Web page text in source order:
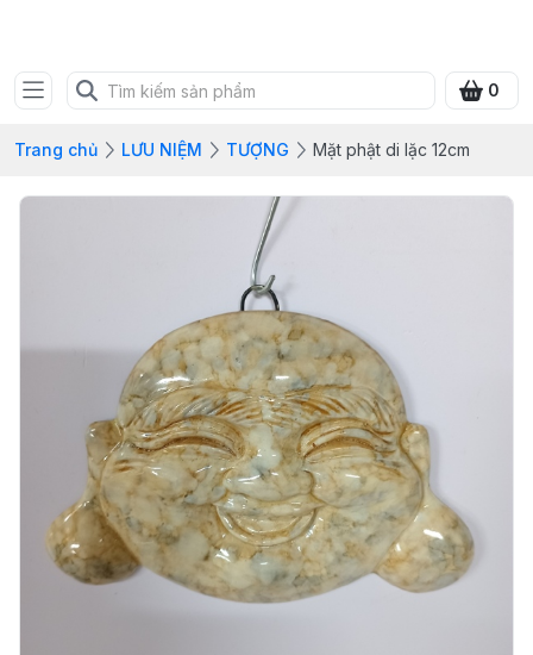
0
Trang chủ LƯU NIỆM TƯỢNG Mặt phật di lặc 12cm